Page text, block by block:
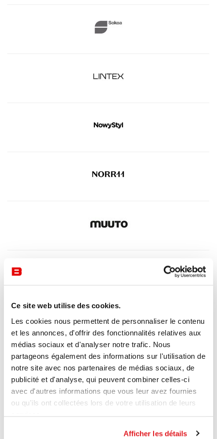
Ce site web utilise des cookies.
Les cookies nous permettent de personnaliser le contenu
et les annonces, d'offrir des fonctionnalités relatives aux
médias sociaux et d'analyser notre trafic. Nous
partageons également des informations sur l'utilisation de
notre site avec nos partenaires de médias sociaux, de
publicité et d'analyse, qui peuvent combiner celles-ci
avec d'autres informations que vous leur avez fournies
ou qu'ils ont collectées lors de votre utilisation de leurs
services.
Afficher les détails